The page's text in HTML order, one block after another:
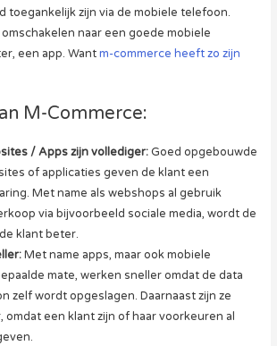
toegankelijk zijn via de mobiele telefoon.
naar een goede mobiele
een app. Wantm-commerce heeft zo zijn
M-Commerce:
/ Apps zijn vollediger:Goed opgebouwde
of applicaties geven de klant een
Met name als webshops al gebruik
via bijvoorbeeld sociale media, wordt de
klant beter.
Met name apps, maar ook mobiele
mate, werken sneller omdat de data
zelf wordt opgeslagen. Daarnaast zijn ze
omdat een klant zijn of haar voorkeuren al